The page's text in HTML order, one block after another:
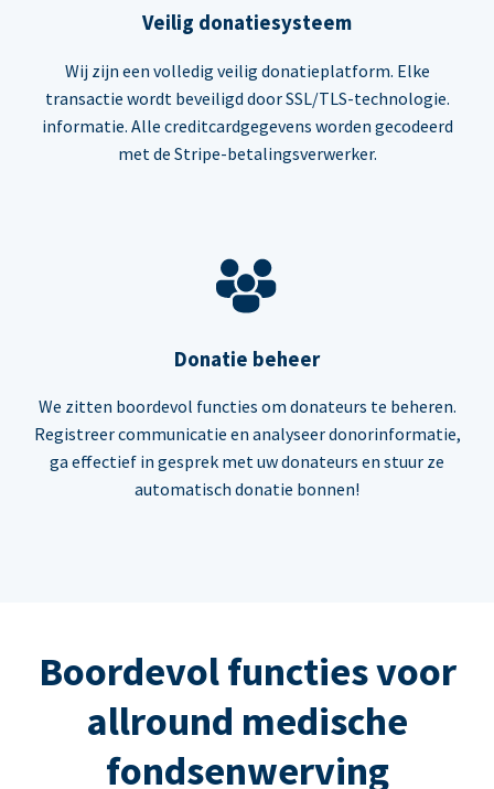
Veilig donatiesysteem
Wij zijn een volledig veilig donatieplatform. Elke
transactie wordt beveiligd door SSL/TLS-technologie.
informatie. Alle creditcardgegevens worden gecodeerd
met de Stripe-betalingsverwerker.
Donatie beheer
We zitten boordevol functies om donateurs te beheren.
Registreer communicatie en analyseer donorinformatie,
ga effectief in gesprek met uw donateurs en stuur ze
automatisch donatie bonnen!
Boordevol functies voor
allround medische
fondsenwerving